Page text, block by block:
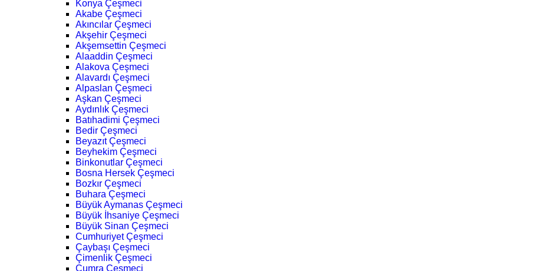
Konya Çeşmeci
Akabe Çeşmeci
Akıncılar Çeşmeci
Akşehir Çeşmeci
Akşemsettin Çeşmeci
Alaaddin Çeşmeci
Alakova Çeşmeci
Alavardı Çeşmeci
Alpaslan Çeşmeci
Aşkan Çeşmeci
Aydınlık Çeşmeci
Batıhadimi Çeşmeci
Bedir Çeşmeci
Beyazıt Çeşmeci
Beyhekim Çeşmeci
Binkonutlar Çeşmeci
Bosna Hersek Çeşmeci
Bozkır Çeşmeci
Buhara Çeşmeci
Büyük Aymanas Çeşmeci
Büyük İhsaniye Çeşmeci
Büyük Sinan Çeşmeci
Cumhuriyet Çeşmeci
Çaybaşı Çeşmeci
Çimenlik Çeşmeci
Çumra Çeşmeci